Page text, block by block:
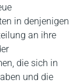
in denjenigen
an ihre
die sich in
und die